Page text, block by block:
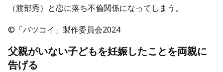
（渡部秀）と恋に落ち不倫関係になってしまう。
©「バツコイ」製作委員会2024
父親がいない子どもを妊娠したことを両親に
告げる